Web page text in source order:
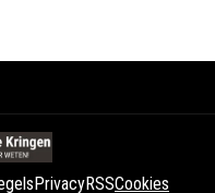
PrivacyRSSCookies